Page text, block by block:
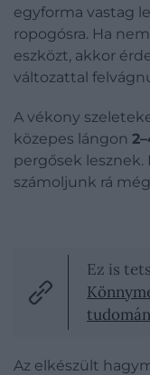
egyforma vastag
ropogósra. Ha
eszközt, akkor
változattal
A vékony
közepes lángon
pergősek
számoljunk rá
Ez is
Az elkészült